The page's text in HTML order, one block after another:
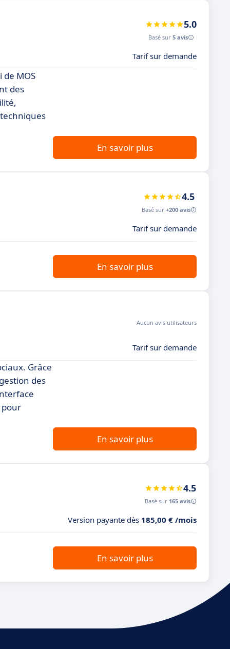
5.0
Basé sur 5 avis
Tarif sur demande
MOS
des
En savoir plus
4.5
Basé sur +200 avis
Tarif sur demande
En savoir plus
Aucun avis utilisateurs
Tarif sur demande
Grâce
des
pour
En savoir plus
4.5
Basé sur 165 avis
Version payante dès 185,00 € /mois
En savoir plus